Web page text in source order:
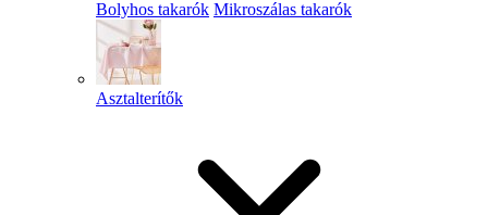
Bolyhos takarók Mikroszálas takarók
Asztalterítők